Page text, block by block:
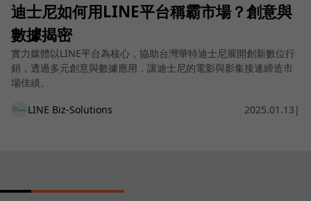
迪士尼如何用LINE平台稱霸市場？創意與
數據揭密
實力媒體以LINE平台為核心，協助台灣華特迪士尼展開創新數位行
銷，透過多元創意與數據應用，讓迪士尼的電影與影集接連締造市
場佳績。
LINE Biz-Solutions 2025.01.13 |